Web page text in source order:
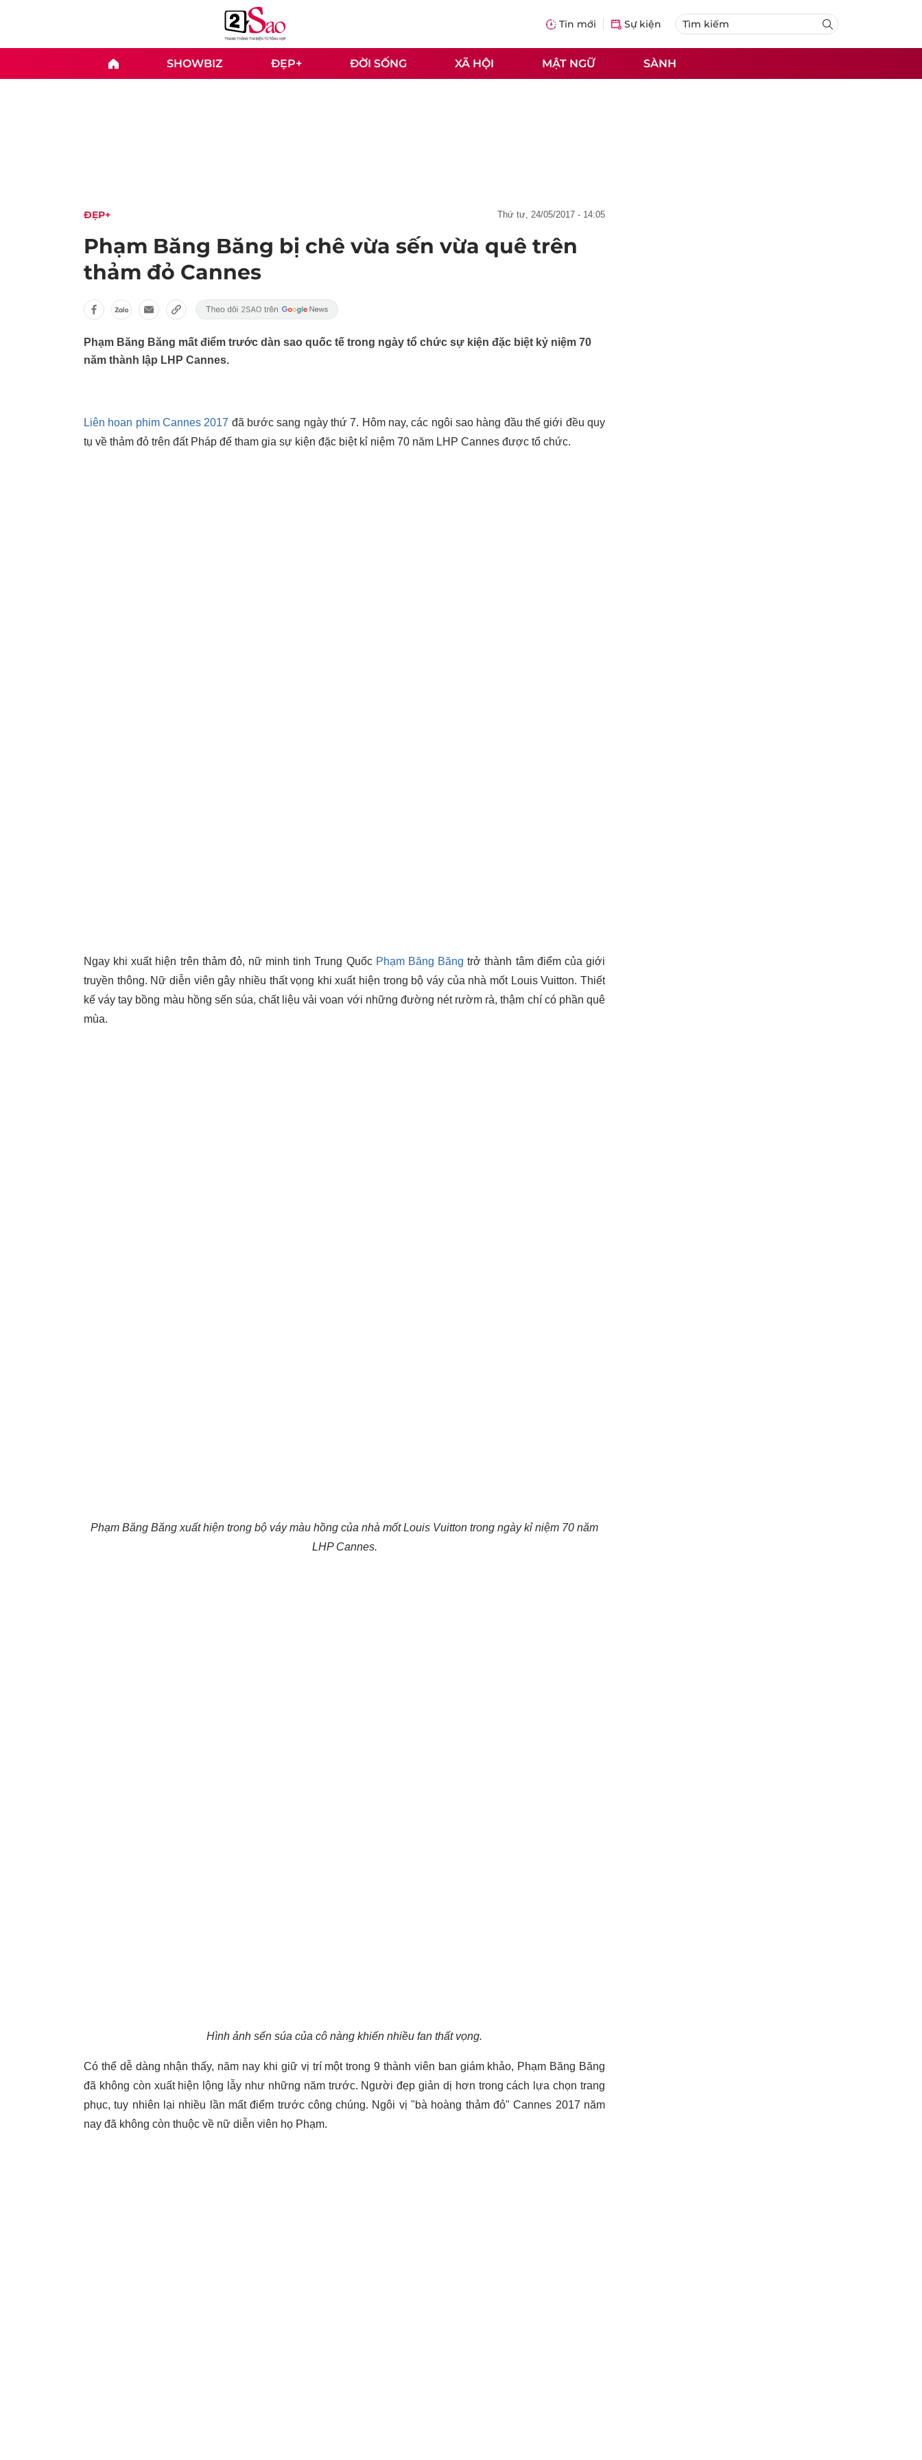
Tin mới Sự kiện
SHOWBIZ ĐẸP+ ĐỜI SỐNG XÃ HỘI MẬT NGỮ SÀNH
ĐẸP+ thứ tư, 24/05/2017 - 14:05
Phạm Băng Băng bị chê vừa sến vừa quê trên
thảm đỏ Cannes
Phạm Băng Băng mất điểm trước dàn sao quốc tế trong ngày tổ chức sự kiện đặc biệt kỷ niệm 70
năm thành lập LHP Cannes.
Liên hoan phim Cannes 2017 đã bước sang ngày thứ 7. Hôm nay, các ngôi sao hàng đầu thế giới đều quy
tụ về thảm đỏ trên đất Pháp để tham gia sự kiện đặc biệt kỉ niệm 70 năm LHP Cannes được tổ chức.
Ngay khi xuất hiện trên thảm đỏ, nữ minh tinh Trung Quốc Phạm Băng Băng trở thành tâm điểm của giới
truyền thông. Nữ diễn viên gây nhiều thất vọng khi xuất hiện trong bộ váy của nhà mốt Louis Vuitton. Thiết
kế váy tay bồng màu hồng sến súa, chất liệu vải voan với những đường nét rườm rà, thậm chí có phần quê
mùa.
Phạm Băng Băng xuất hiện trong bộ váy màu hồng của nhà mốt Louis Vuitton trong ngày kỉ niệm 70 năm
LHP Cannes.
Hình ảnh sến súa của cô nàng khiến nhiều fan thất vọng.
Có thể dễ dàng nhận thấy, năm nay khi giữ vị trí một trong 9 thành viên ban giám khảo, Phạm Băng Băng
đã không còn xuất hiện lộng lẫy như những năm trước. Người đẹp giản dị hơn trong cách lựa chọn trang
phục, tuy nhiên lại nhiều lần mất điểm trước công chúng. Ngôi vị "bà hoàng thảm đỏ" Cannes 2017 năm
nay đã không còn thuộc về nữ diễn viên họ Phạm.